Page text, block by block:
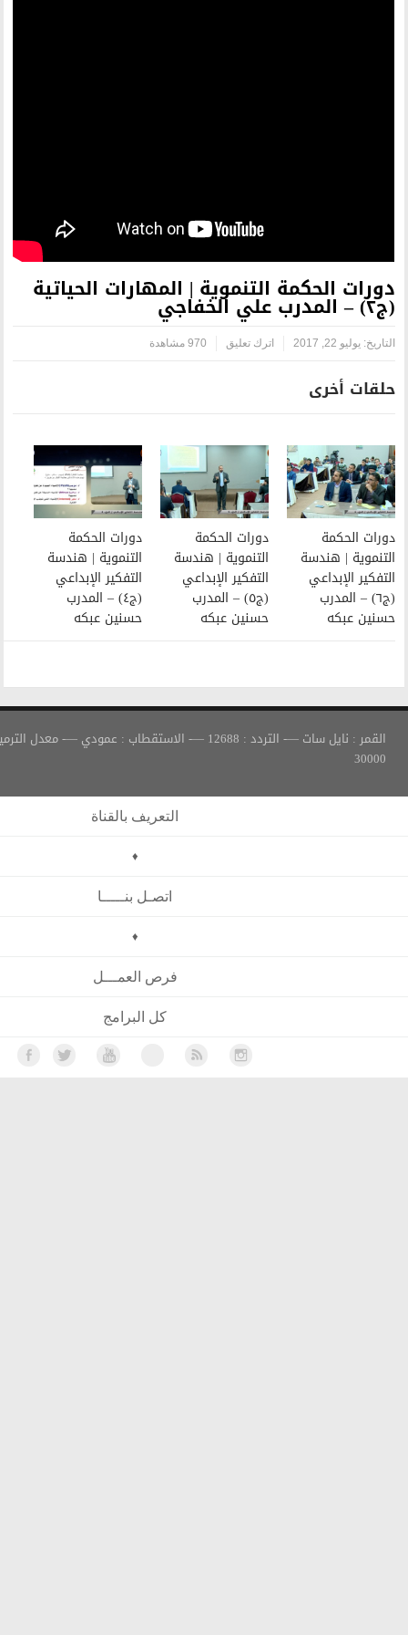
| المهارات الحياتية
تعليق 970 مشاهدة
دورات الحكمة
التنموية | هندسة
التفكير الإبداعي
(ج٥) – المدرب
حسنين عبكه
دورات الحكمة
التنموية | هندسة
التفكير الإبداعي
(ج٤) – المدرب
حسنين عبكه
القمر : نايل سات —- التردد : 12688 —- الاستقطاب : عمودي —- معدل الترميز :